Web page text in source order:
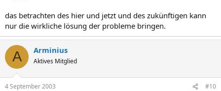
das betrachten des hier und jetzt und des zukünftigen kann
nur die wirkliche lösung der probleme bringen.
A Arminius
Aktives Mitglied
4 September 2003 #10